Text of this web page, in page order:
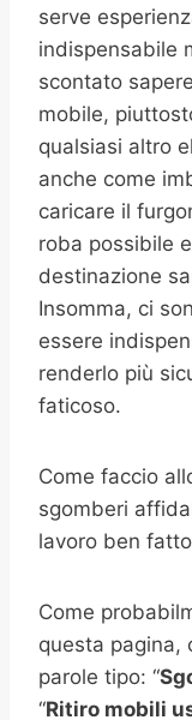
serve
indispensabile
scontato
mobile,
qualsiasi altro
anche come
caricare il
roba possibile
destinazione
Insomma, ci
essere
renderlo più
faticoso.
Come faccio
sgomberi
lavoro ben
Come
questa pagina,
parole tipo: “
“Ritiro mobili